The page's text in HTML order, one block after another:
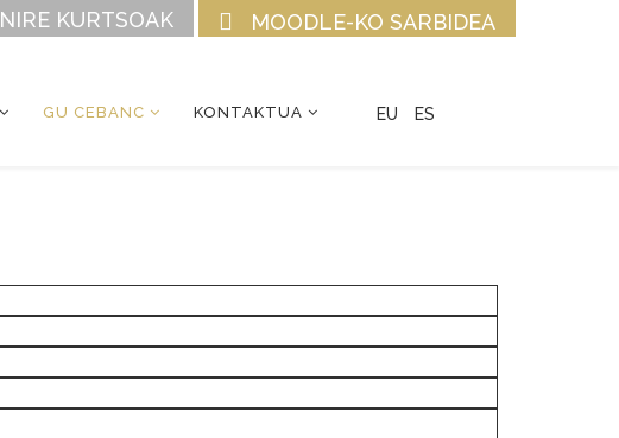
MOODLE-KO SARBIDEA
NIRE KURTSOAK
GU CEBANC KONTAKTUA EU ES